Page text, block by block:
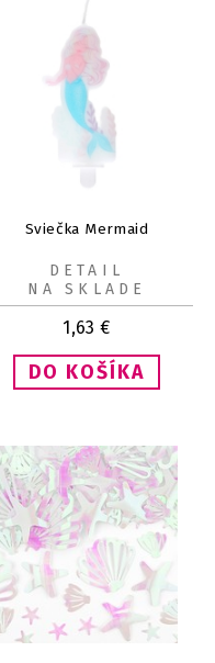
Sviečka Mermaid
1,63 €
DETAIL
NA SKLADE